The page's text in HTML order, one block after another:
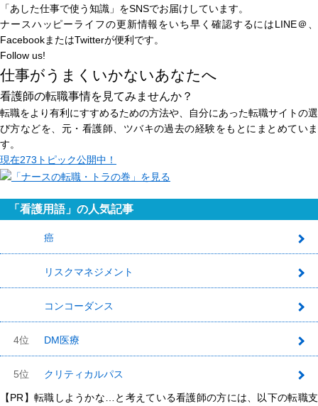
「あした仕事で使う知識」 をSNSでお届けしています。
ナースハッピーライフの更新情報をいち早く確認するにはLINE＠、
FacebookまたはTwitterが便利です。
Follow us!
仕事がうまくいかないあなたへ
看護師の転職事情を見てみませんか？
転職をより有利にすすめるための方法や、自分にあった転職サイトの選
び方などを、元・看護師、ツバキの過去の経験をもとにまとめていま
す。
現在273トピック公開中！
「看護用語」の人気記事
癌
リスクマネジメント
コンコーダンス
4位 DM医療
5位 クリティカルパス
【PR】転職しようかな…と考えている看護師の方には、以下の転職支